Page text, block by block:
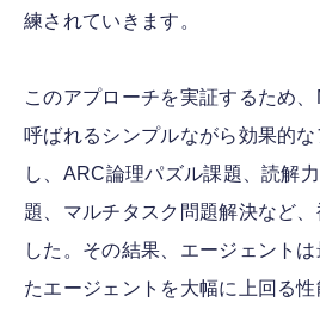
練されていきます。
このアプローチを実証するため
呼ばれるシンプルながら効果的
し、ARC論理パズル課題、読解
題、マルチタスク問題解決など
した。その結果、エージェント
たエージェントを大幅に上回る